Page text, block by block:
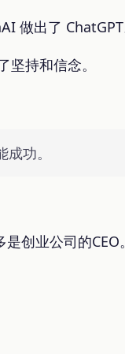
做出了
持和信念。
功。
创业公司的CEO